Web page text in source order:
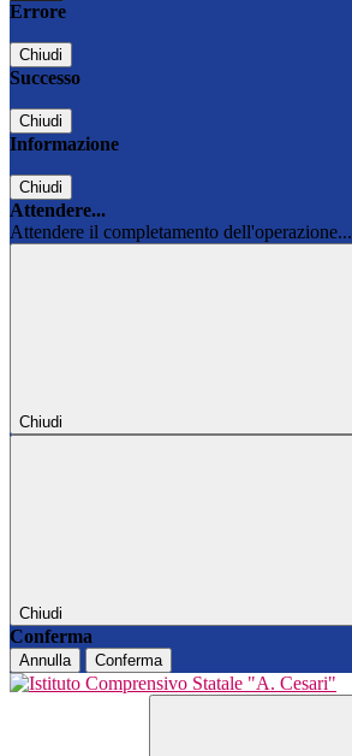
Errore
Chiudi
Successo
Chiudi
Informazione
Chiudi
Attendere...
Attendere il completamento dell'operazione...
Chiudi
Chiudi
Conferma
Annulla Conferma